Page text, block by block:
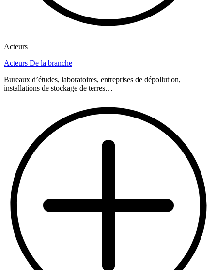
Acteurs
Acteurs De la branche
Bureaux d’études, laboratoires, entreprises de dépollution,
installations de stockage de terres…